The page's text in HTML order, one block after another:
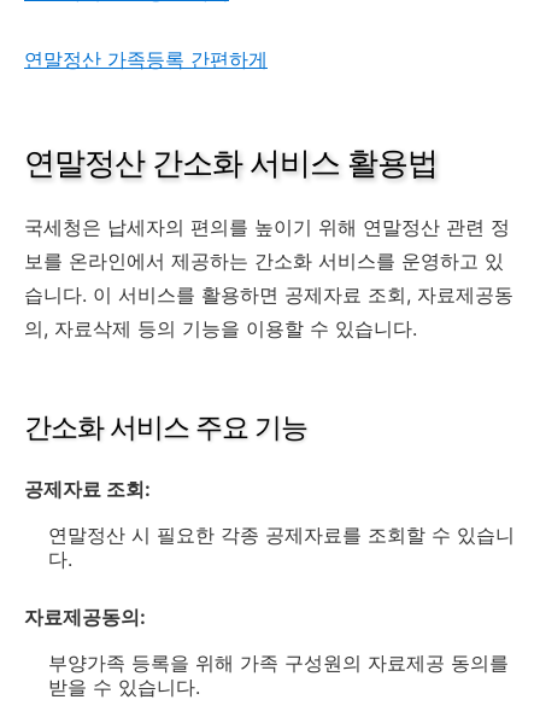
연말정산 가족등록 간편하게
연말정산 간소화 서비스 활용법
국세청은 납세자의 편의를 높이기 위해 연말정산 관련 정
보를 온라인에서 제공하는 간소화 서비스를 운영하고 있
습니다. 이 서비스를 활용하면 공제자료 조회, 자료제공동
의, 자료삭제 등의 기능을 이용할 수 있습니다.
간소화 서비스 주요 기능
공제자료 조회:
연말정산 시 필요한 각종 공제자료를 조회할 수 있습니
다.
자료제공동의:
부양가족 등록을 위해 가족 구성원의 자료제공 동의를
받을 수 있습니다.